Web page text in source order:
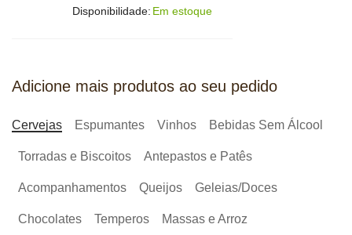
Disponibilidade: Em estoque
Adicione mais produtos ao seu pedido
Cervejas Espumantes Vinhos Bebidas Sem Álcool
Torradas e Biscoitos Antepastos e Patês
Acompanhamentos Queijos Geleias/Doces
Chocolates Temperos Massas e Arroz